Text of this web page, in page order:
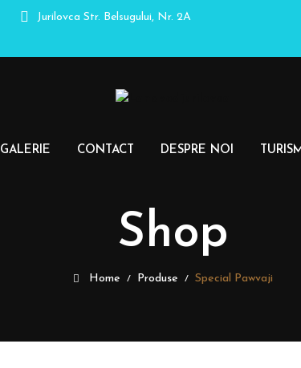
Jurilovca Str. Belsugului, Nr. 2A
GALERIE CONTACT DESPRE NOI
Shop
Home Produse Special Pawvaji